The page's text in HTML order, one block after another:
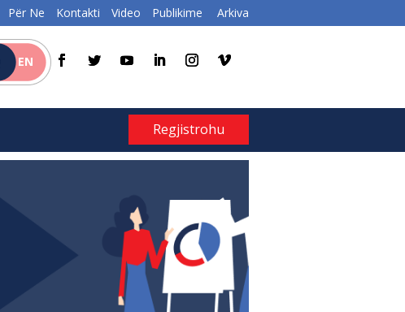
Për Ne Kontakti Video Publikime Arkiva
EN
Regjistrohu